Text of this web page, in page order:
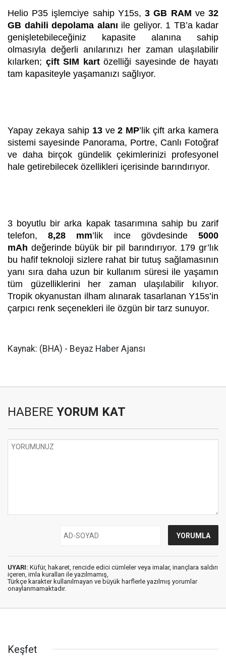
Helio P35 işlemciye sahip Y15s,3 GB RAM ve32
GB dahili depolama alanı ile geliyor. 1 TB’a kadar
genişletebileceğiniz kapasite alanına sahip
olmasıyla değerli anılarınızı her zaman ulaşılabilir
kılarken; çift SIM kartözelliği sayesinde de hayatı
tam kapasiteyle yaşamanızı sağlıyor.
Yapay zekaya sahip 13 ve2 MP’lik çift arka kamera
sistemi sayesinde Panorama, Portre, Canlı Fotoğraf
ve daha birçok gündelik çekimlerinizi profesyonel
hale getirebilecek özellikleri içerisinde barındırıyor.
3 boyutlu bir arka kapak tasarımına sahip bu zarif
telefon,8,28 mm’lik ince gövdesinde5000
mAh değerinde büyük bir pil barındırıyor. 179 gr’lık
bu hafif teknoloji sizlere rahat bir tutuş sağlamasının
yanı sıra daha uzun bir kullanım süresi ile yaşamın
tüm güzelliklerini her zaman ulaşılabilir kılıyor.
Tropik okyanustan ilham alınarak tasarlanan Y15s’in
çarpıcı renk seçenekleri ile özgün bir tarz sunuyor.
Kaynak: (BHA) - Beyaz Haber Ajansı
HABERE YORUM KAT
UYARI: Küfür, hakaret, rencide edici cümleler veya imalar, inançlara saldırı
içeren, imla kuralları ile yazılmamış,
Türkçe karakter kullanılmayan ve büyük harflerle yazılmış yorumlar
onaylanmamaktadır.
Keşfet